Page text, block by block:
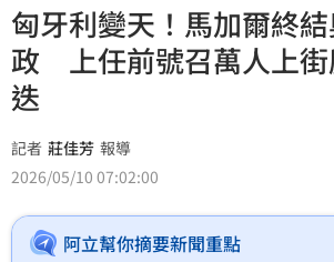
匈牙利變天！馬加爾終
政 上任前號召萬人上街
迭
記者 莊佳芳 報導
2026/05/10 07:02:00
阿立幫你摘要新聞重點